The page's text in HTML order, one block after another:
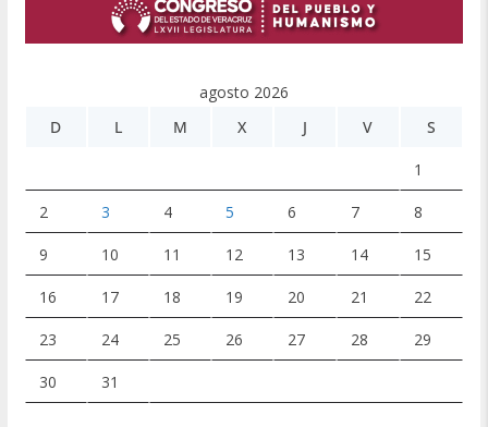
agosto 2026
D
L M X J V S
1
2 3 4 5 6 7 8
9 10 11 12 13 14 15
16 17 18 19 20 21 22
23 24 25 26 27 28 29
30 31